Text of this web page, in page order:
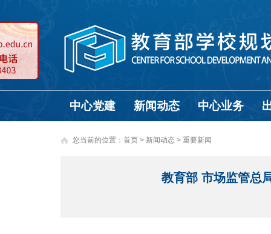
中心党建 新闻动态 中心业务
您当前的位置： 首页 > 新闻动态 > 重要新闻
教育部 市场监管总